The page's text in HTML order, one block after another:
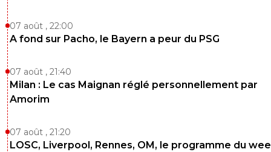
07 août , 22:00
A fond sur Pacho, le Bayern a peur du PSG
07 août , 21:40
Milan : Le cas Maignan réglé personnellement par
Amorim
07 août , 21:20
LOSC, Liverpool, Rennes, OM, le programme du